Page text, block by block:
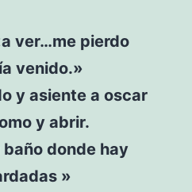
ver…me pierdo
venido.»
y asiente a oscar
y abrir.
donde hay
»